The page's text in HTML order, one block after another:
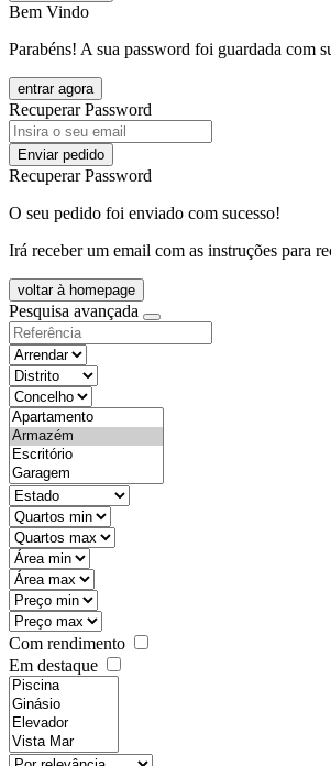
Bem Vindo
Parabéns! A sua password foi guardada com
entrar agora
Recuperar Password
Enviar pedido
Recuperar Password
O seu pedido foi enviado com sucesso!
Irá receber um email com as instruções para
voltar à homepage
Pesquisa avançada
objective
districtId
countyId
types
state
mintypo
maxtypo
minarea
maxarea
minprice
maxprice
Com rendimento
Em destaque
features